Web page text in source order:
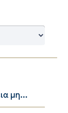
μη...